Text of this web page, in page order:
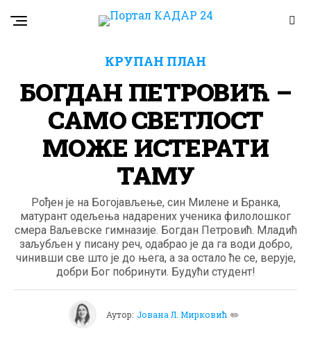
КРУПАН ПЛАН
БОГДАН ПЕТРОВИЋ –
САМО СВЕТЛОСТ
МОЖЕ ИСТЕРАТИ
ТАМУ
Рођен је на Богојављење, син Милене и Бранка,
матурант одељења надарених ученика филолошког
смера Ваљевске гимназије. Богдан Петровић. Младић
заљубљен у писану реч, одабрао је да га води добро,
чинивши све што је до њега, а за остало ће се, верује,
добри Бог побринути. Будући студент!
Аутор: Јована Л. Мирковић ✏️